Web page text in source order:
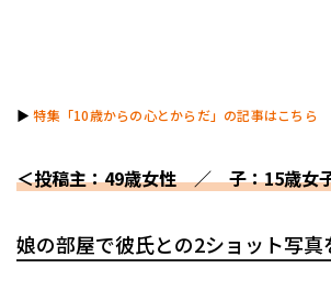
▶︎ 特集「10歳からの心とからだ」の記事はこちら
＜投稿主：49歳女性 ／ 子：15歳女
娘の部屋で彼氏との2ショット写真